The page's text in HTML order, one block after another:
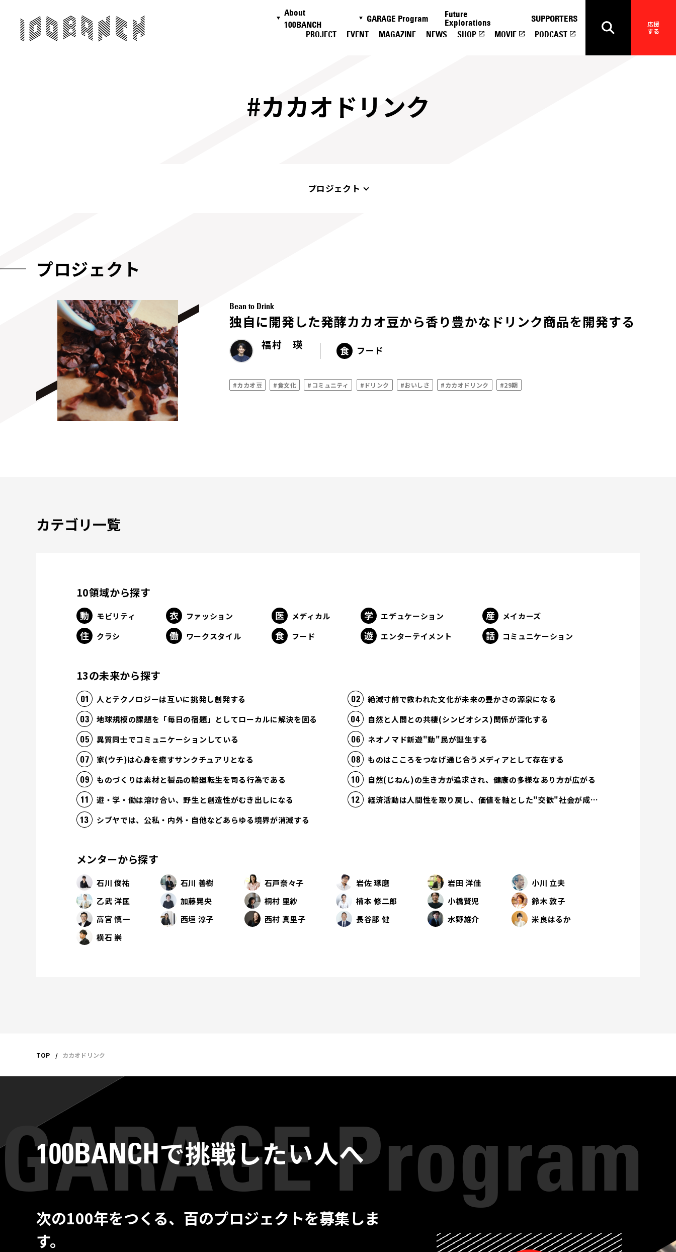
応援
する
About
100BANCH
GARAGE Program
Future
Explorations
SUPPORTERS
PROJECT
EVENT MAGAZINE NEWS SHOP MOVIE PODCAST
#カカオドリンク
プロジェクト
プロジェクト
Bean to Drink
独自に開発した発酵カカオ豆から香り豊かなドリンク商品を開発する
福村 瑛 フード
#カカオ豆 #食文化 #コミュニティ #ドリンク #おいしさ #カカオドリンク #29期
カテゴリ一覧
10領域から探す
モビリティ ファッション メディカル エデュケーション
メイカーズ
クラシ
ワークスタイル フード エンターテイメント コミュニケーション
13の未来から探す
人とテクノロジーは互いに挑発し創発する
絶滅寸前で救われた文化が未来の豊かさの源泉になる
地球規模の課題を「毎日の宿題」としてローカルに解決を図る
自然と人間との共棲(シンビオシス)関係が深化する
異質同士でコミュニケーションしている
ネオノマド新遊"動"民が誕生する
家(ウチ)は心身を癒すサンクチュアリとなる
ものはこころをつなげ通じ合うメディアとして存在する
ものづくりは素材と製品の輪廻転生を司る行為である
自然(じねん)の生き方が追求され、健康の多様なあり方が広がる
遊・学・働は溶け合い、野生と創造性がむき出しになる
経済活動は人間性を取り戻し、価値を軸とした"交歓"社会が成立する
シブヤでは、公私・内外・自他などあらゆる境界が消滅する
メンターから探す
石川 俊祐 石川 善樹 石戸奈々子 岩佐 琢磨 岩田 洋佳
小川 立夫
乙武 洋匡
加藤晃央 桐村 里紗 楠本 修二郎 小橋賢児
鈴木 敦子
高宮 慎一
西垣 淳子 西村 真里子 長谷部 健 水野雄介
米良はるか
横石 崇
TOP カカオドリンク
100BANCHで挑戦したい人へ
次の100年をつくる、百のプロジェクトを募集しま
す。